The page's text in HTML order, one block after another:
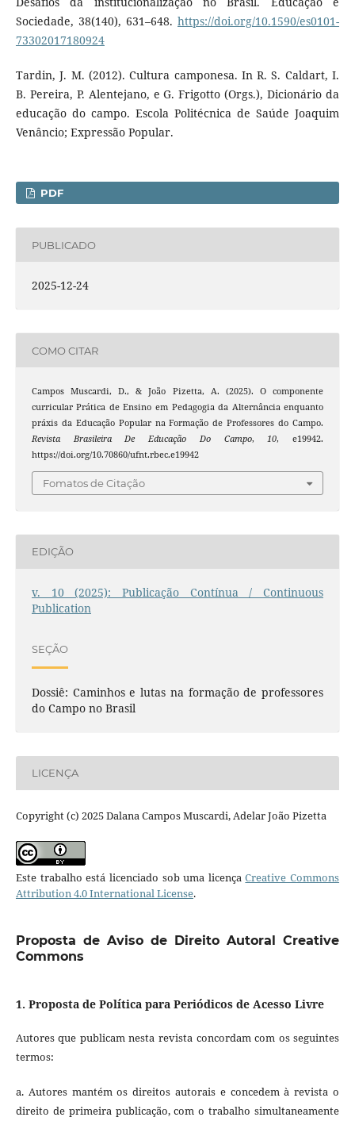
Sociedade, 38(140), 631–648.https://doi.org/10.1590/es0101-
73302017180924
Tardin, J. M. (2012). Cultura camponesa. In R. S. Caldart, I.
B. Pereira, P. Alentejano, e G. Frigotto (Orgs.), Dicionário da
educação do campo. Escola Politécnica de Saúde Joaquim
Venâncio; Expressão Popular.
PDF
PUBLICADO
2025-12-24
COMO CITAR
Campos Muscardi, D., & João Pizetta, A. (2025). O componente
curricular Prática de Ensino em Pedagogia da Alternância enquanto
práxis da Educação Popular na Formação de Professores do Campo.
Revista Brasileira De Educação Do Campo,10, e19942.
https://doi.org/10.70860/ufnt.rbec.e19942
Fomatos de Citação
EDIÇÃO
v. 10 (2025): Publicação Contínua / Continuous
Publication
SEÇÃO
Dossiê: Caminhos e lutas na formação de professores
do Campo no Brasil
LICENÇA
Copyright (c) 2025 Dalana Campos Muscardi, Adelar João Pizetta
Este trabalho está licenciado sob uma licençaCreative Commons
Attribution 4.0 International License.
Proposta de Aviso de Direito Autoral Creative
Commons
1. Proposta de Política para Periódicos de Acesso Livre
Autores que publicam nesta revista concordam com os seguintes
termos:
a. Autores mantém os direitos autorais e concedem à revista o
direito de primeira publicação, com o trabalho simultaneamente